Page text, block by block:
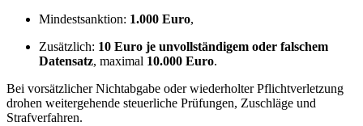
Mindestsanktion: 1.000 Euro,
Zusätzlich: 10 Euro je unvollständigem oder falschem
Datensatz, maximal 10.000 Euro.
Bei vorsätzlicher Nichtabgabe oder wiederholter Pflichtverletzung
drohen weitergehende steuerliche Prüfungen, Zuschläge und
Strafverfahren.